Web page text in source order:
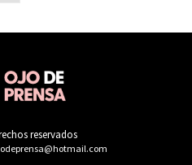
reservados